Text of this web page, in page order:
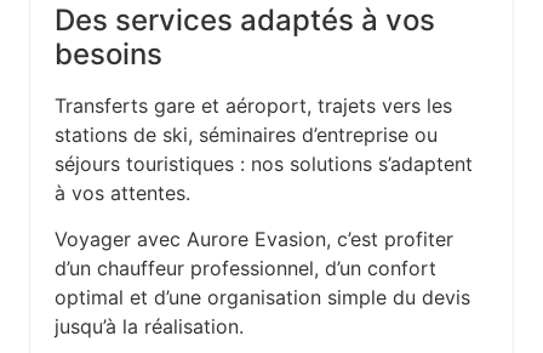
Des services adaptés à vos
besoins
Transferts gare et aéroport, trajets vers les
stations de ski, séminaires d’entreprise ou
séjours touristiques : nos solutions s’adaptent
à vos attentes.
Voyager avec Aurore Evasion, c’est profiter
d’un chauffeur professionnel, d’un confort
optimal et d’une organisation simple du devis
jusqu’à la réalisation.